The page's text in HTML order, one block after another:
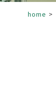
home